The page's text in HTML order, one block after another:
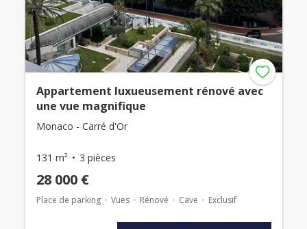
Appartement luxueusement rénové avec
une vue magnifique
Monaco - Carré d'Or
131 m² 3 pièces
28 000 €
Place de parking Vues Rénové Cave Exclusif